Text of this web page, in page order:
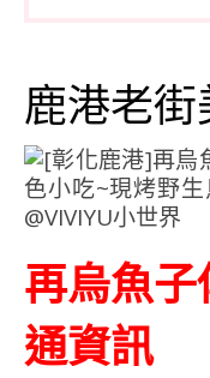
鹿港老街
再烏魚
通資訊